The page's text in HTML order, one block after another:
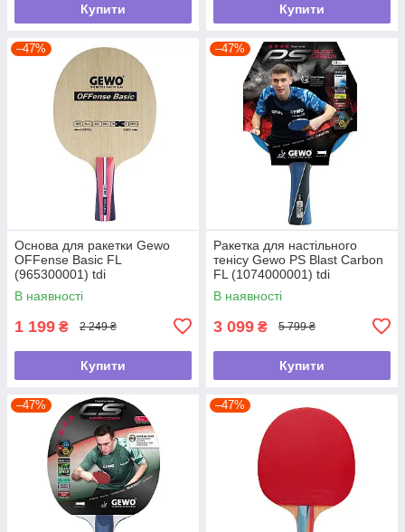
Купити Купити
–47%
Основа для ракетки Gewo
OFFense Basic FL
(965300001) tdi
В наявності
1 199 ₴ 2 249 ₴
Купити
–47%
Ракетка для настільного
тенісу Gewo PS Blast Carbon
FL (1074000001) tdi
В наявності
3 099 ₴ 5 799 ₴
Купити
–47% –47%